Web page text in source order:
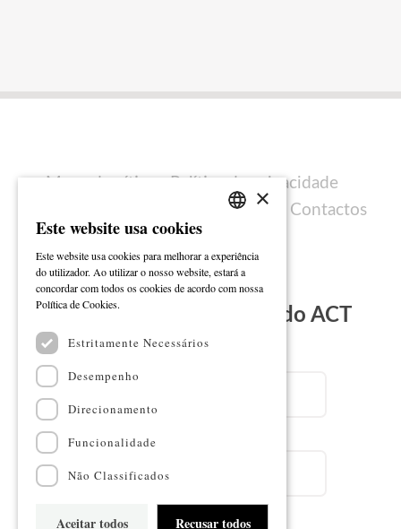
Mapa do sítio
Política de privacidade
Ficha técnica Contactos
Subscreva a Newsletter do ACT
ENGLISH
×
Este website usa cookies
Este website usa cookies para melhorar a experiência
do utilizador. Ao utilizar o nosso website, estará a
concordar com todos os cookies de acordo com nossa
Política de Cookies.
Estritamente Necessários
Desempenho
Direcionamento
Funcionalidade
Não Classificados
Aceitar todos Recusar todos